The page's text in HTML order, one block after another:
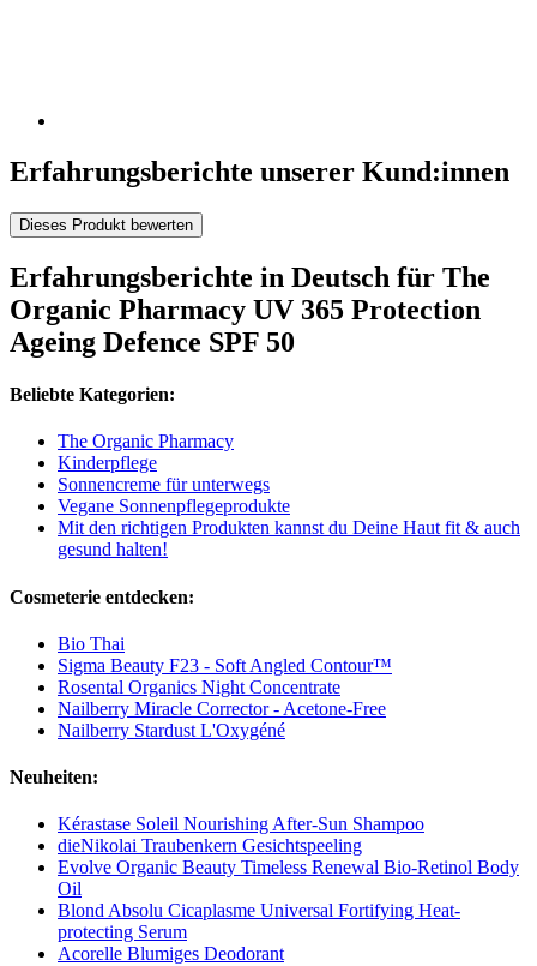
Erfahrungsberichte unserer Kund:innen
Dieses Produkt bewerten
Erfahrungsberichte in Deutsch für The
Organic Pharmacy UV 365 Protection
Ageing Defence SPF 50
Beliebte Kategorien:
The Organic Pharmacy
Kinderpflege
Sonnencreme für unterwegs
Vegane Sonnenpflegeprodukte
Mit den richtigen Produkten kannst du Deine Haut fit & auch
gesund halten!
Cosmeterie entdecken:
Bio Thai
Sigma Beauty F23 - Soft Angled Contour™
Rosental Organics Night Concentrate
Nailberry Miracle Corrector - Acetone-Free
Nailberry Stardust L'Oxygéné
Neuheiten:
Kérastase Soleil Nourishing After-Sun Shampoo
dieNikolai Traubenkern Gesichtspeeling
Evolve Organic Beauty Timeless Renewal Bio-Retinol Body
Oil
Blond Absolu Cicaplasme Universal Fortifying Heat-
protecting Serum
Acorelle Blumiges Deodorant